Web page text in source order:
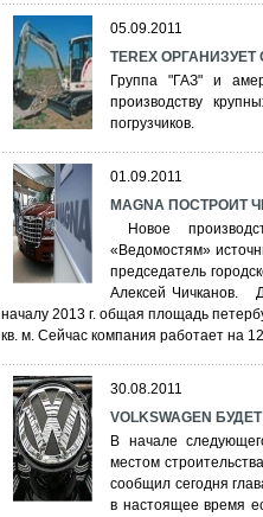
05.09.2011
TEREX
Группа "ГАЗ" и
производству
погрузчиков.
01.09.2011
MAGNA ПОСТРОИТ
Новое
«Ведомостям»
председатель
Алексей Чичканов.
началу 2013 г. общая площадь
кв. м. Сейчас компания работает на
30.08.2011
VOLKSWAGEN
В начале
местом
сообщил сегодня
в настоящее время